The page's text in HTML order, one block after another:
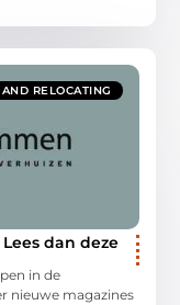
RELOCATING
dan deze
in de
nieuwe magazines